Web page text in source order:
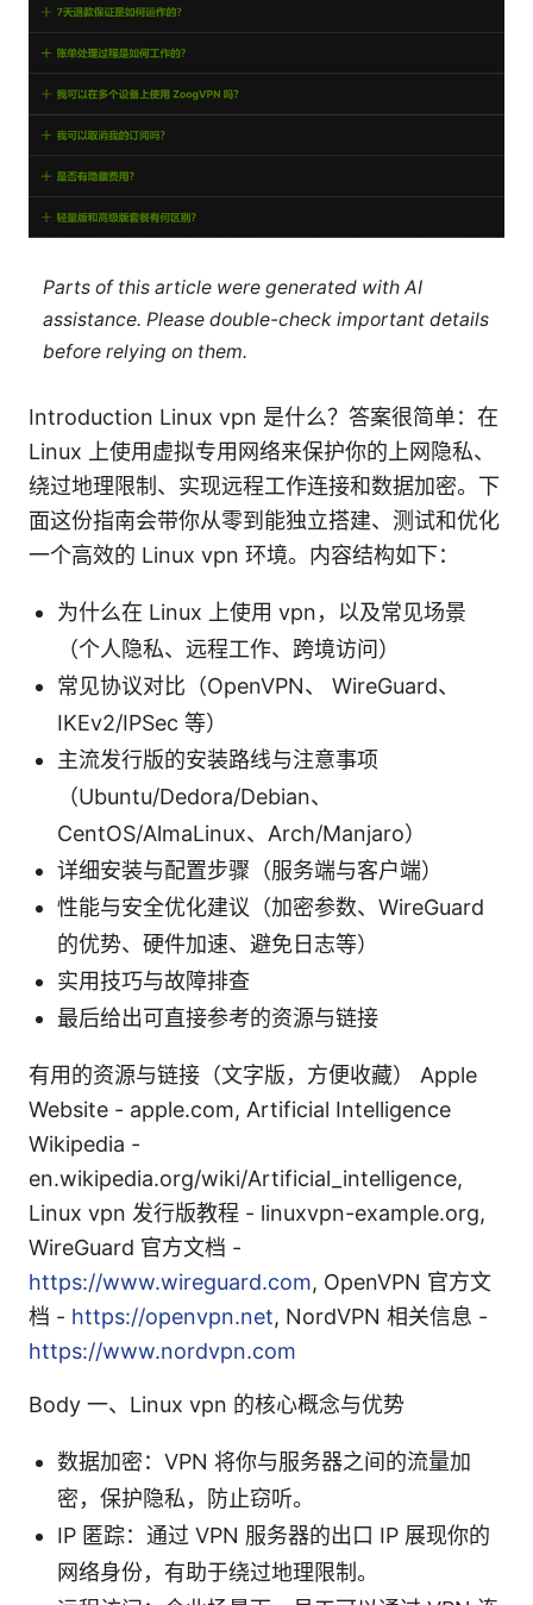
Parts of this article were generated with AI
assistance. Please double-check important details
before relying on them.
Introduction Linux vpn 是什么？答案很简单：在
Linux 上使用虚拟专用网络来保护你的上网隐私、
绕过地理限制、实现远程工作连接和数据加密。下
面这份指南会带你从零到能独立搭建、测试和优化
一个高效的 Linux vpn 环境。内容结构如下：
为什么在 Linux 上使用 vpn，以及常见场景
（个人隐私、远程工作、跨境访问）
常见协议对比（OpenVPN、 WireGuard、
IKEv2/IPSec 等）
主流发行版的安装路线与注意事项
（Ubuntu/Dedora/Debian、
CentOS/AlmaLinux、Arch/Manjaro）
详细安装与配置步骤（服务端与客户端）
性能与安全优化建议（加密参数、WireGuard
的优势、硬件加速、避免日志等）
实用技巧与故障排查
最后给出可直接参考的资源与链接
有用的资源与链接（文字版，方便收藏） Apple
Website - apple.com, Artificial Intelligence
Wikipedia -
en.wikipedia.org/wiki/Artificial_intelligence,
Linux vpn 发行版教程 - linuxvpn-example.org,
WireGuard 官方文档 -
https://www.wireguard.com, OpenVPN 官方文
档 - https://openvpn.net, NordVPN 相关信息 -
https://www.nordvpn.com
Body 一、Linux vpn 的核心概念与优势
数据加密：VPN 将你与服务器之间的流量加
密，保护隐私，防止窃听。
IP 匿踪：通过 VPN 服务器的出口 IP 展现你的
网络身份，有助于绕过地理限制。